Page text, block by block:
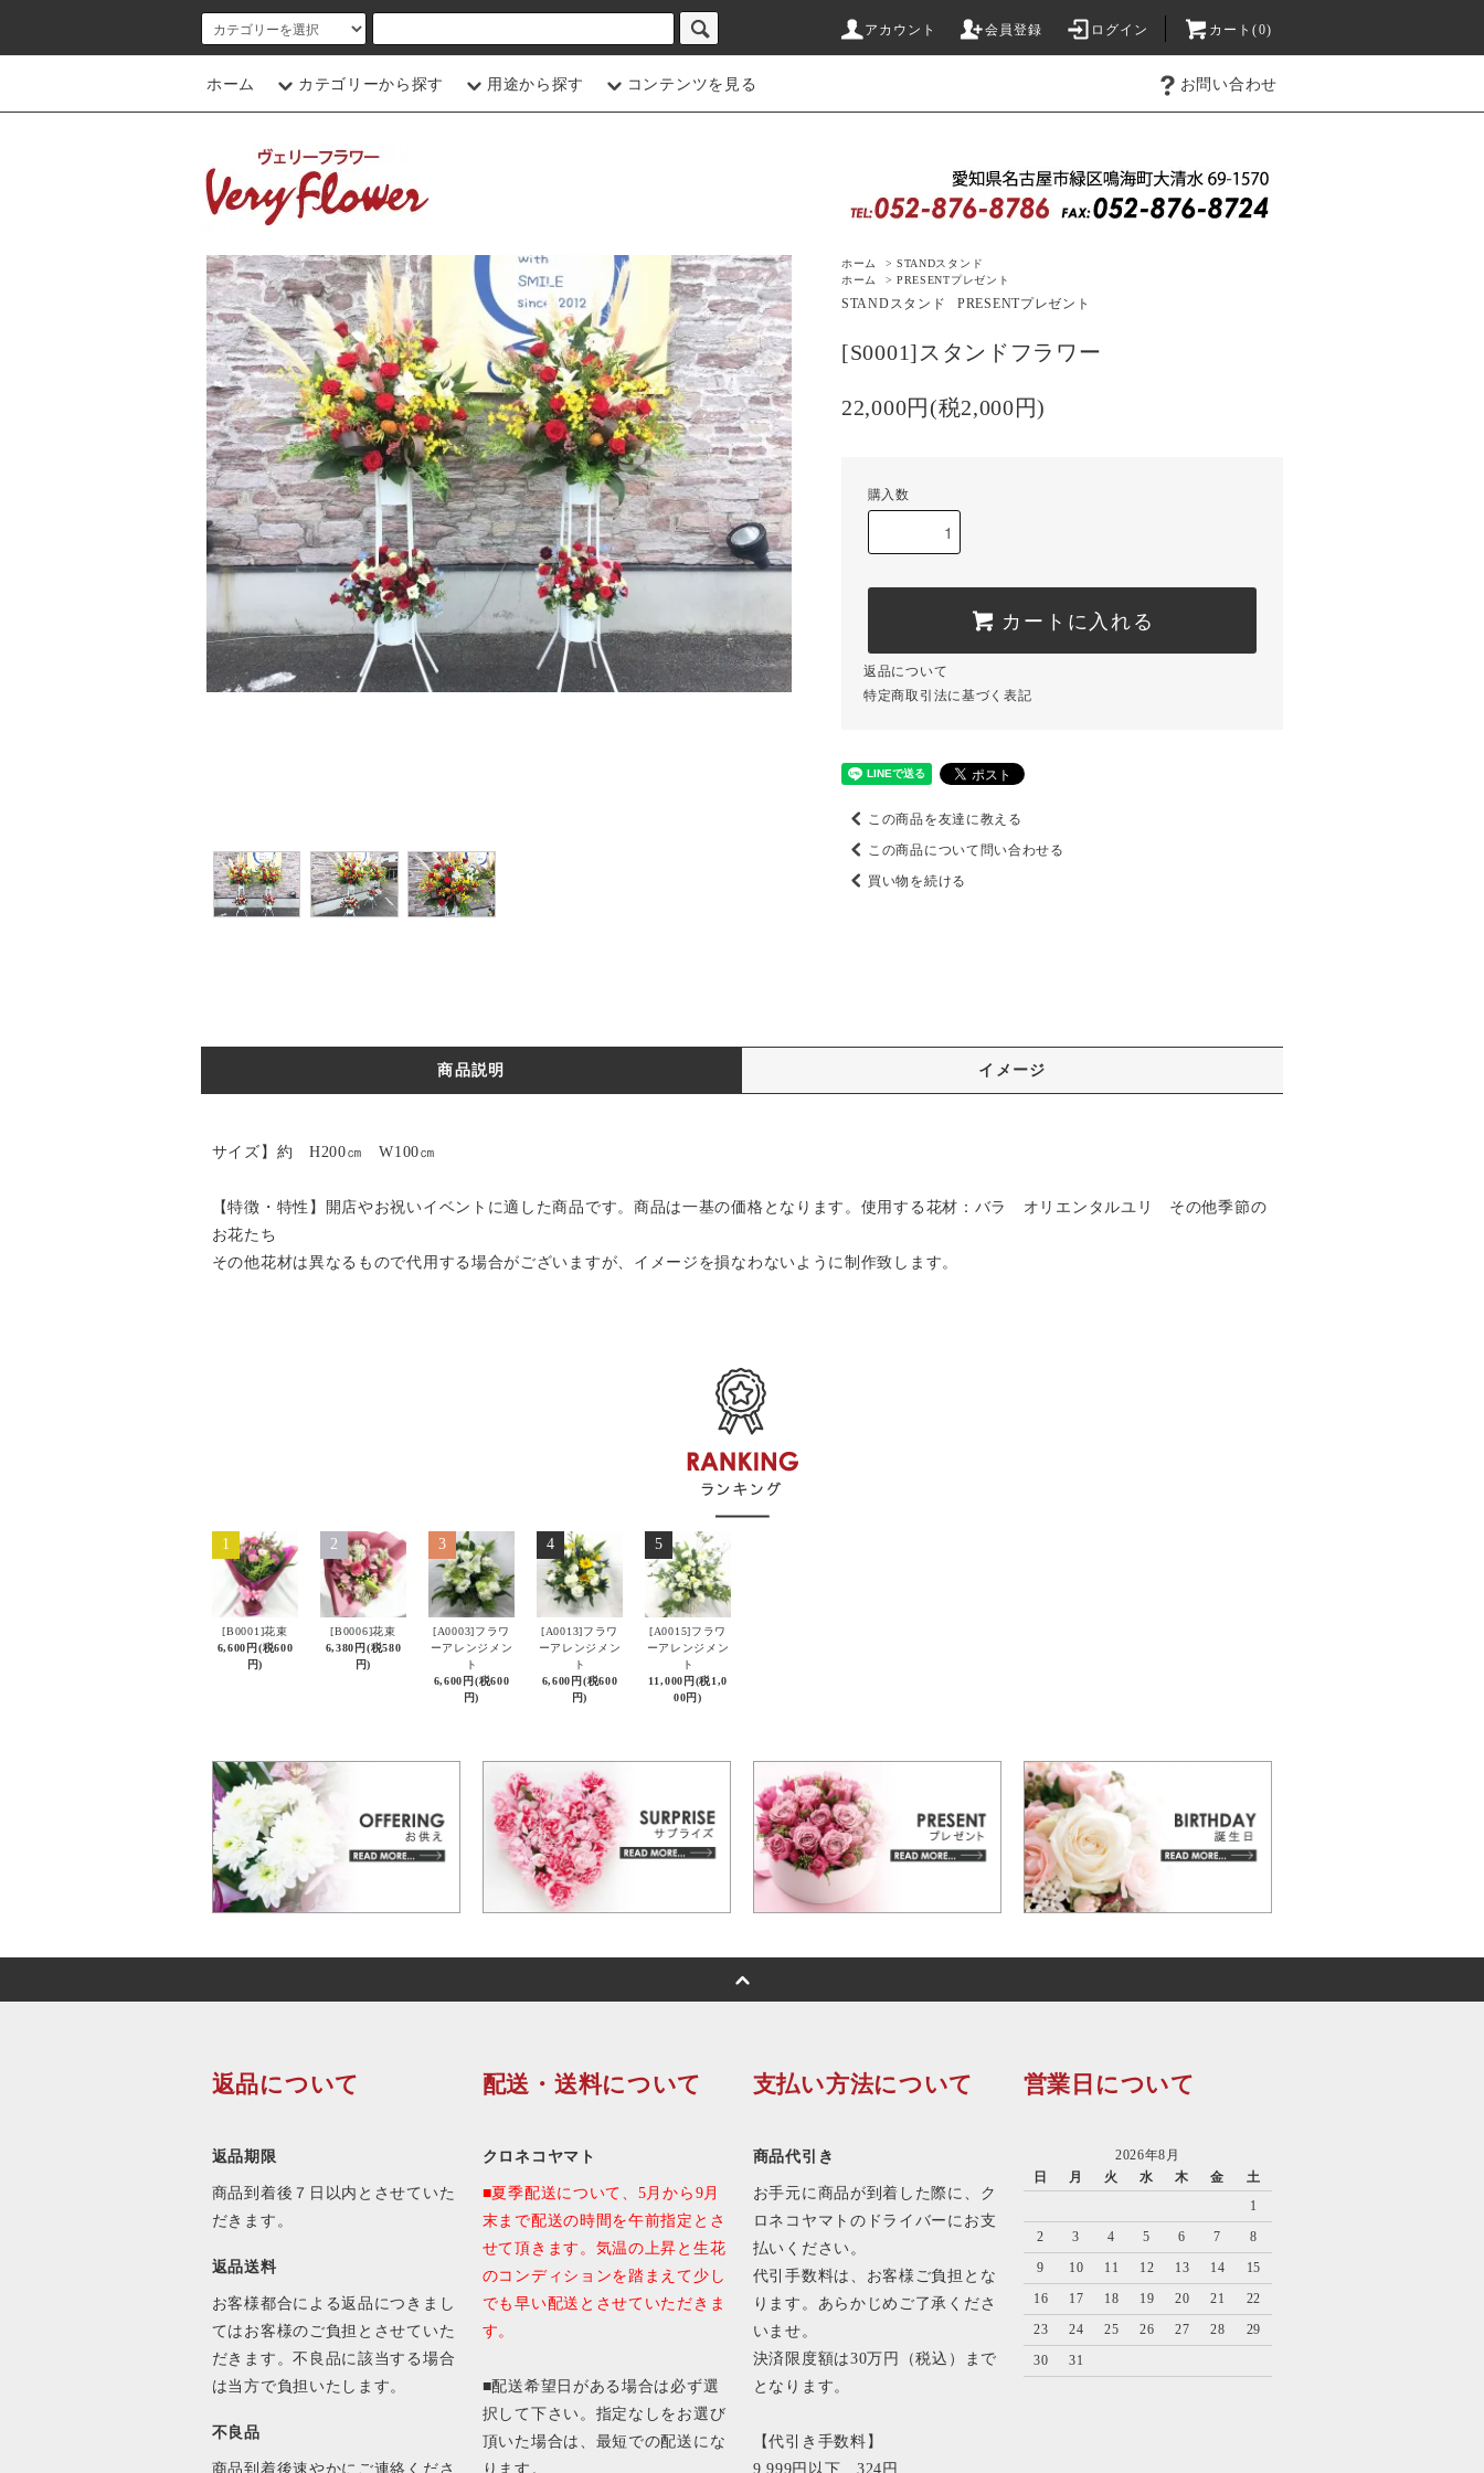
アカウント 会員登録 ログイン カート(0)
ホーム カテゴリーから探す 用途から探す コンテンツを見る お問い合わせ
ホーム > STANDスタンド
ホーム
> PRESENTプレゼント
STANDスタンド PRESENTプレゼント
[S0001]スタンドフラワー
22,000円(税2,000円)
購入数
カートに入れる
返品について
特定商取引法に基づく表記
この商品を友達に教える
この商品について問い合わせる
買い物を続ける
商品説明 イメージ
サイズ】約 H200㎝ W100㎝
【特徴・特性】開店やお祝いイベントに適した商品です。商品は一基の価格となります。使用する花材：バラ オリエンタルユリ その他季節の
お花たち
その他花材は異なるもので代用する場合がございますが、イメージを損なわないように制作致します。
1
[B0001]花束
6,600円(税600
円)
2
[B0006]花束
6,380円(税580
円)
3
[A0003]フラワ
ーアレンジメン
ト
6,600円(税600
円)
4
[A0013]フラワ
ーアレンジメン
ト
6,600円(税600
円)
5
[A0015]フラワ
ーアレンジメン
ト
11,000円(税1,0
00円)
返品について
返品期限
商品到着後７日以内とさせていた
だきます。
返品送料
お客様都合による返品につきまし
てはお客様のご負担とさせていた
だきます。不良品に該当する場合
は当方で負担いたします。
不良品
商品到着後速やかにご連絡くださ
配送・送料について
クロネコヤマト
■夏季配送について、5月から9月
末まで配送の時間を午前指定とさ
せて頂きます。気温の上昇と生花
のコンディションを踏まえて少し
でも早い配送とさせていただきま
す。
■配送希望日がある場合は必ず選
択して下さい。指定なしをお選び
頂いた場合は、最短での配送にな
ります。
支払い方法について
商品代引き
お手元に商品が到着した際に、ク
ロネコヤマトのドライバーにお支
払いください。
代引手数料は、お客様ご負担とな
ります。あらかじめご了承くださ
いませ。
決済限度額は30万円（税込）まで
となります。
【代引き手数料】
9,999円以下 324円
営業日について
2026年8月
日
月 火 水 木 金
土
1
2
3 4 5 6 7
8
9
10 11 12 13 14
15
16
17 18 19 20 21
22
23
24 25 26 27 28
29
30
31